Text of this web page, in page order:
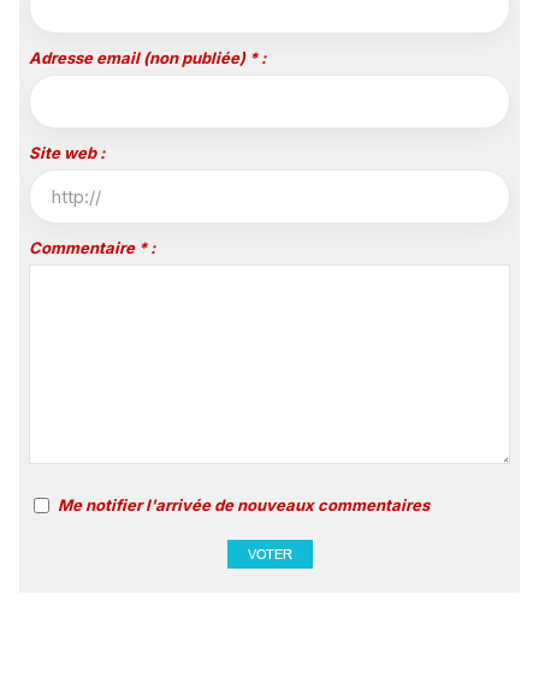
Adresse email (non publiée) * :
Site web :
Commentaire * :
Me notifier l'arrivée de nouveaux commentaires